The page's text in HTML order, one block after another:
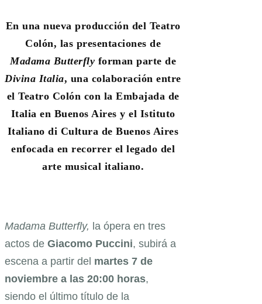
En una nueva producción del Teatro
Colón, las presentaciones de
Madama Butterfly forman parte de
Divina Italia, una colaboración entre
el Teatro Colón con la Embajada de
Italia en Buenos Aires y el Istituto
Italiano di Cultura de Buenos Aires
enfocada en recorrer el legado del
arte musical italiano.
Madama Butterfly, la ópera en tres
actos de Giacomo Puccini, subirá a
escena a partir del martes 7 de
noviembre a las 20:00 horas,
siendo el último título de la